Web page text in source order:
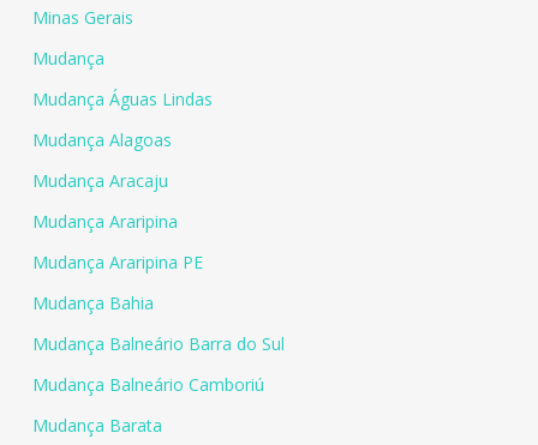
Minas Gerais
Mudança
Mudança Águas Lindas
Mudança Alagoas
Mudança Aracaju
Mudança Araripina
Mudança Araripina PE
Mudança Bahia
Mudança Balneário Barra do Sul
Mudança Balneário Camboriú
Mudança Barata